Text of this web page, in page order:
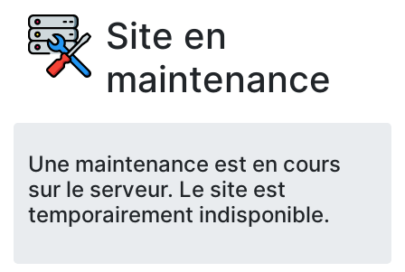
Site en
maintenance
Une maintenance est en cours
sur le serveur. Le site est
temporairement indisponible.